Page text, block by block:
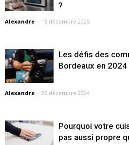
?
Alexandre - 16 décembre 2025
Les défis des
Bordeaux en 2024
Alexandre - 26 décembre 2024
Pourquoi votre
pas aussi propre